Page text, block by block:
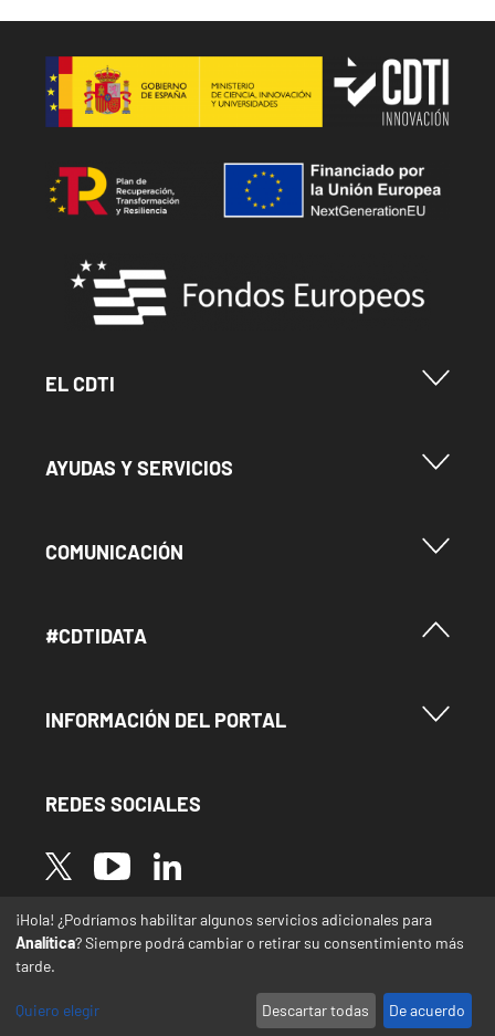
Image
Image
Menu Footer Cdti
EL CDTI
Menu Footer Ayudas y Servicios
AYUDAS Y SERVICIOS
Menu Footer Comunicación
COMUNICACIÓN
Menú Footer #Cdtidata
#CDTIDATA
Menu Footer Información del Portal
INFORMACIÓN DEL PORTAL
REDES SOCIALES
Image Image Image
* Las traducciones de este sitio web desde el
español a otras lenguas se realizan de forma
automática y pueden contener errores o
¡Hola! ¿Podríamos habilitar algunos servicios adicionales para
Analítica? Siempre podrá cambiar o retirar su consentimiento más
tarde.
Quiero elegir Descartar todas De acuerdo